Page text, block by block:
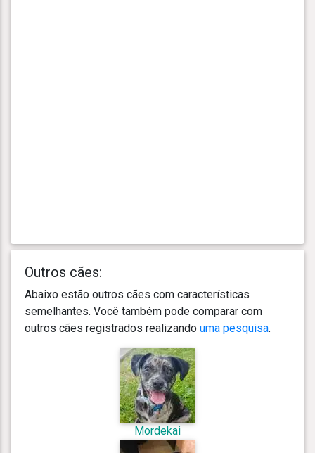
Outros cães:
Abaixo estão outros cães com características
semelhantes. Você também pode comparar com
outros cães registrados realizando uma pesquisa.
Mordekai